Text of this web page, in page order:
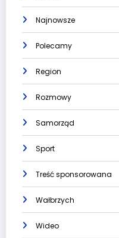
Najnowsze
Polecamy
Region
Rozmowy
Samorząd
Sport
Treść sponsorowana
Wałbrzych
Wideo